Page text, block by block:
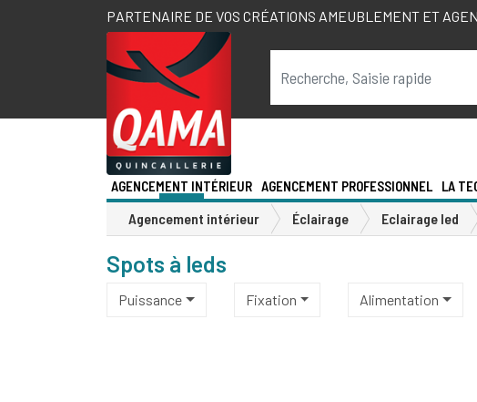
PARTENAIRE DE VOS CRÉATIONS AMEUBLEMENT ET
AGENCEMENT INTÉRIEUR AGENCEMENT PROFESSIONNEL LA
Agencement intérieur Éclairage Eclairage led
Spots à leds
Puissance Fixation Alimentation